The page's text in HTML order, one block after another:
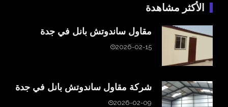
الأكثر مشاهدة
مقاول ساندوتش بانل في جدة
2026-02-15
شركة مقاول ساندوتش بانل في جدة
2026-02-09